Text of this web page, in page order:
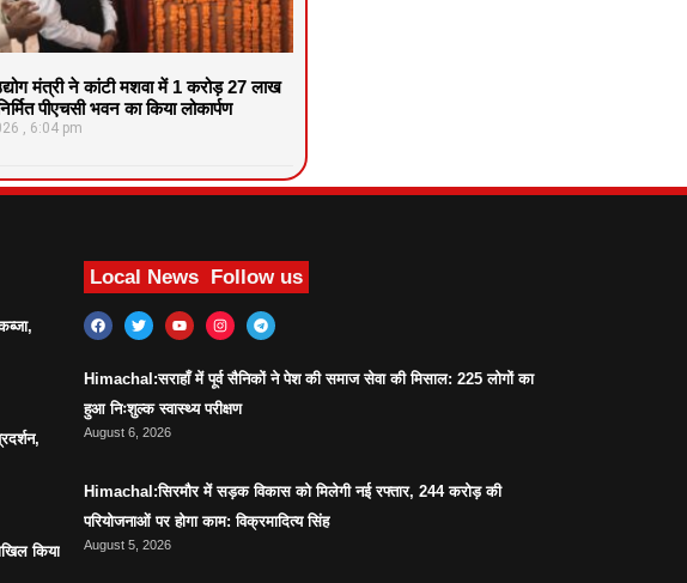
मंत्री ने कांटी मशवा में 1 करोड़ 27 लाख
पीएचसी भवन का किया लोकार्पण
6:04 pm
किया
Local News Follow us
Himachal:सराहाँ में पूर्व सैनिकों ने पेश की समाज सेवा की मिसाल: 225 लोगों का
हुआ निःशुल्क स्वास्थ्य परीक्षण
August 6, 2026
Himachal:सिरमौर में सड़क विकास को मिलेगी नई रफ्तार, 244 करोड़ की
परियोजनाओं पर होगा काम: विक्रमादित्य सिंह
August 5, 2026